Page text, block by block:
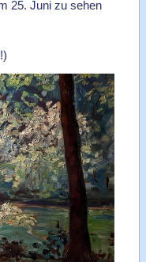
25. Juni zu sehen